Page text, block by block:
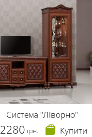
Система "Ліворно"
2280 грн. Купити